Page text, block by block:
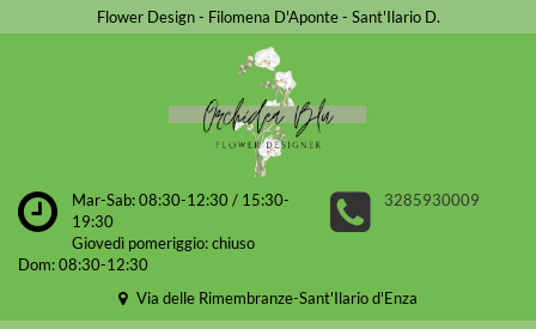
Flower Design - Filomena D'Aponte - Sant'Ilario D.
Mar-Sab: 08:30-12:30 / 15:30-
19:30
Giovedì pomeriggio: chiuso
Dom: 08:30-12:30
3285930009
Via delle Rimembranze-Sant'Ilario d'Enza